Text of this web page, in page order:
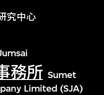
究中心
務所 Sumet
Limited (SJA)